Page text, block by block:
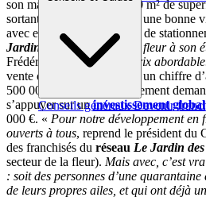
Conseils généraux Devenir
son magasin (au moins 150 m² de
sortant, et ce pour lui offrir une bonne
avec en priorité un parking de
Jardin des Fleurs, c’est la fleur à son
Frédéric Foncel.Et à un prix
vente de l’enseigne affiche un chiffre
500 000 € (HT), il est également
s’appuyer sur uninvestissement global
000 €. « Pour notre développement en
ouverts à tous, reprend le président du
des franchisés du réseau Le Jardin
secteur de la fleur). Mais avec, c’est
: soit des personnes d’une
de leurs propres ailes, et qui ont déjà